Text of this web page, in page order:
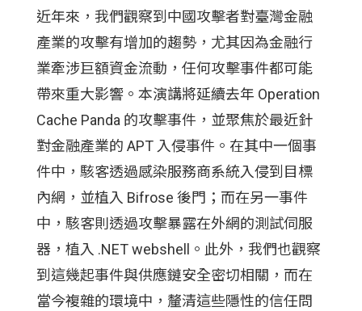
近年來，我們觀察到中國攻擊者對臺灣金融
產業的攻擊有增加的趨勢，尤其因為金融行
業牽涉巨額資金流動，任何攻擊事件都可能
帶來重大影響。本演講將延續去年 Operation
Cache Panda 的攻擊事件，並聚焦於最近針
對金融產業的 APT 入侵事件。在其中一個事
件中，駭客透過感染服務商系統入侵到目標
內網，並植入 Bifrose 後門；而在另一事件
中，駭客則透過攻擊暴露在外網的測試伺服
器，植入 .NET webshell。此外，我們也觀察
到這幾起事件與供應鏈安全密切相關，而在
當今複雜的環境中，釐清這些隱性的信任問